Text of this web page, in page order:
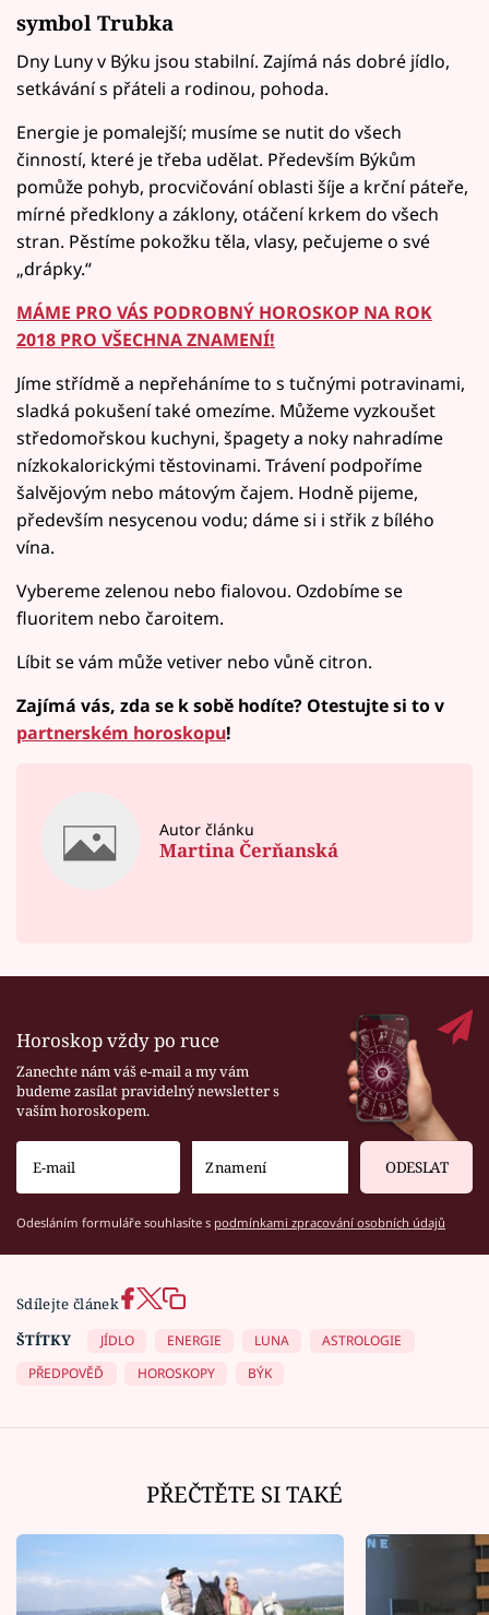
symbol Trubka
Dny Luny v Býku jsou stabilní. Zajímá nás dobré jídlo,
setkávání s přáteli a rodinou, pohoda.
Energie je pomalejší; musíme se nutit do všech
činností, které je třeba udělat. Především Býkům
pomůže pohyb, procvičování oblasti šíje a krční páteře,
mírné předklony a záklony, otáčení krkem do všech
stran. Pěstíme pokožku těla, vlasy, pečujeme o své
„drápky.“
MÁME PRO VÁS PODROBNÝ HOROSKOP NA ROK
2018 PRO VŠECHNA ZNAMENÍ!
Jíme střídmě a nepřeháníme to s tučnými potravinami,
sladká pokušení také omezíme. Můžeme vyzkoušet
středomořskou kuchyni, špagety a noky nahradíme
nízkokalorickými těstovinami. Trávení podpoříme
šalvějovým nebo mátovým čajem. Hodně pijeme,
především nesycenou vodu; dáme si i střik z bílého
vína.
Vybereme zelenou nebo fialovou. Ozdobíme se
fluoritem nebo čaroitem.
Líbit se vám může vetiver nebo vůně citron.
Zajímá vás, zda se k sobě hodíte? Otestujte si to v
partnerském horoskopu!
Autor článku
Martina Čerňanská
Horoskop vždy po ruce
Zanechte nám váš e-mail a my vám
budeme zasílat pravidelný newsletter s
vaším horoskopem.
ODESLAT
Odesláním formuláře souhlasíte s podmínkami zpracování osobních údajů
Sdílejte článek
ŠTÍTKY
JÍDLO ENERGIE LUNA
ASTROLOGIE
PŘEDPOVĚĎ
HOROSKOPY BÝK
PŘEČTĚTE SI TAKÉ